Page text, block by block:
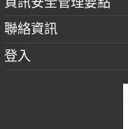
聯絡資訊
登入